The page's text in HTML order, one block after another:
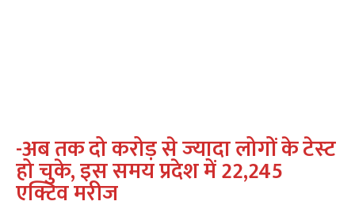
-अब तक दो करोड़ से ज्‍यादा लोगों के टेस्‍ट
हो चुके, इस समय प्रदेश में22,245
एक्टिव मरीज